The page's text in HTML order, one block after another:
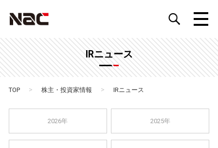
IRニュース
TOP > 株主・投資家情報 > IRニュース
2026年 2025年